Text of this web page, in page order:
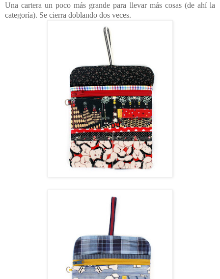
Una cartera un poco más grande para llevar más cosas (de ahí la
categoría). Se cierra doblando dos veces.